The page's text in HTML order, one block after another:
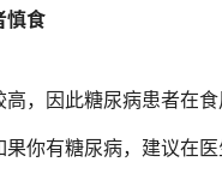
慎食
，因此糖尿病患者在
你有糖尿病，建议在